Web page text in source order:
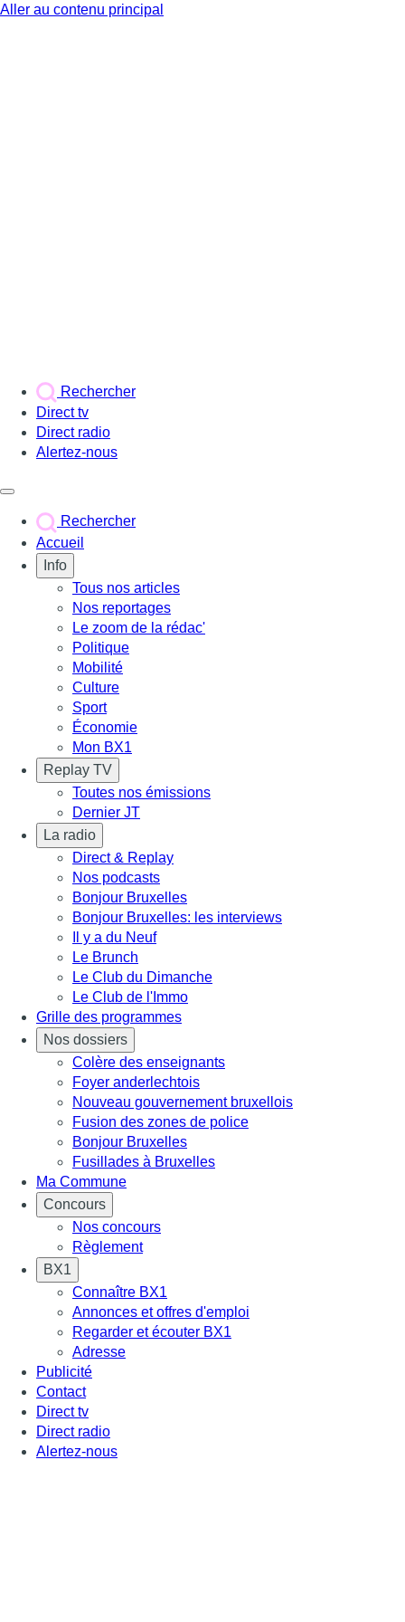
Aller au contenu principal
Rechercher
Direct tv
Direct radio
Alertez-nous
Rechercher
Accueil
Info
Tous nos articles
Nos reportages
Le zoom de la rédac'
Politique
Mobilité
Culture
Sport
Économie
Mon BX1
Replay TV
Toutes nos émissions
Dernier JT
La radio
Direct & Replay
Nos podcasts
Bonjour Bruxelles
Bonjour Bruxelles: les interviews
Il y a du Neuf
Le Brunch
Le Club du Dimanche
Le Club de l'Immo
Grille des programmes
Nos dossiers
Colère des enseignants
Foyer anderlechtois
Nouveau gouvernement bruxellois
Fusion des zones de police
Bonjour Bruxelles
Fusillades à Bruxelles
Ma Commune
Concours
Nos concours
Règlement
BX1
Connaître BX1
Annonces et offres d'emploi
Regarder et écouter BX1
Adresse
Publicité
Contact
Direct tv
Direct radio
Alertez-nous